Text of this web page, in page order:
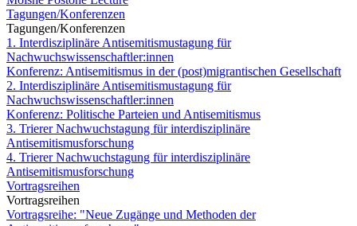
Tagungen/Konferenzen
Tagungen/Konferenzen
1. Interdisziplinäre Antisemitismustagung für
Nachwuchswissenschaftler:innen
Konferenz: Antisemitismus in der (post)migrantischen Gesellschaft
2. Interdisziplinäre Antisemitismustagung für
Nachwuchswissenschaftler:innen
Konferenz: Politische Parteien und Antisemitismus
3. Trierer Nachwuchstagung für interdisziplinäre
Antisemitismusforschung
4. Trierer Nachwuchstagung für interdisziplinäre
Antisemitismusforschung
Vortragsreihen
Vortragsreihen
Vortragsreihe: "Neue Zugänge und Methoden der